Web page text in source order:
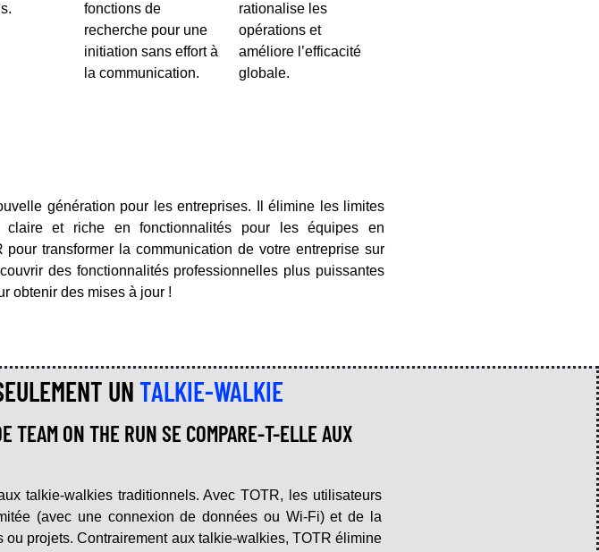
fonctions de
recherche pour une
initiation sans effort à
la communication.
rationalise les
opérations et
améliore l’efficacité
globale.
génération pour les entreprises. Il élimine les limites
claire et riche en fonctionnalités pour les équipes en
transformer la communication de votre entreprise sur
des fonctionnalités professionnelles plus puissantes
obtenir des mises à jour !
UNTALKIE-WALKIE
TEAM ON THE RUN SE COMPARE-T-ELLE AUX
talkie-walkies traditionnels. Avec TOTR, les utilisateurs
(avec une connexion de données ou Wi-Fi) et de la
projets. Contrairement aux talkie-walkies, TOTR élimine